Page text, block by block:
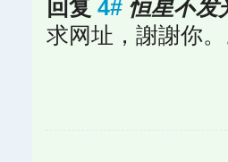
回复 4# 恒星不发
求网址，謝謝你